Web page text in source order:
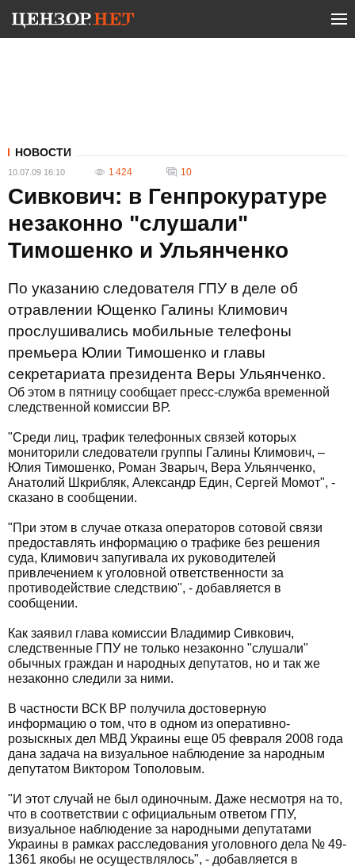
НОВОСТИ
10.07.09 16:10 1 424 10
Сивкович: в Генпрокуратуре
незаконно "слушали"
Тимошенко и Ульянченко
По указанию следователя ГПУ в деле об
отравлении Ющенко Галины Климович
прослушивались мобильные телефоны
премьера Юлии Тимошенко и главы
секретариата президента Веры Ульянченко.
Об этом в пятницу сообщает пресс-служба временной
следственной комиссии ВР.
"Среди лиц, трафик телефонных связей которых
мониторили следователи группы Галины Климович, –
Юлия Тимошенко, Роман Зварыч, Вера Ульянченко,
Анатолий Шкрибляк, Александр Един, Сергей Момот", -
сказано в сообщении.
"При этом в случае отказа операторов сотовой связи
предоставлять информацию о трафике без решения
суда, Климович запугивала их руководителей
привлечением к уголовной ответственности за
противодействие следствию", - добавляется в
сообщении.
Как заявил глава комиссии Владимир Сивкович,
следственные ГПУ не только незаконно "слушали"
обычных граждан и народных депутатов, но и так же
незаконно следили за ними.
В частности ВСК ВР получила достоверную
информацию о том, что в одном из оперативно-
розыскных дел МВД Украины еще 05 февраля 2008 года
дана задача на визуальное наблюдение за народным
депутатом Виктором Тополовым.
"И этот случай не был одиночным. Даже несмотря на то,
что в соответствии с официальным ответом ГПУ,
визуальное наблюдение за народными депутатами
Украины в рамках расследования уголовного дела № 49-
1361 якобы не осуществлялось", - добавляется в